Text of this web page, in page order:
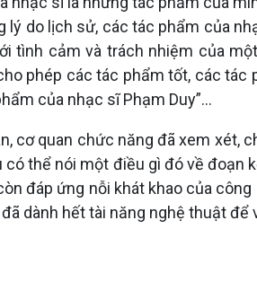
do lịch sử, các tác phẩm của
tình cảm và trách nhiệm của
phép các tác phẩm tốt, các
của nhạc sĩ Phạm Duy”…
cơ quan chức năng đã xem
có thể nói một điều gì đó về
đáp ứng nỗi khát khao của
dành hết tài năng nghệ thuật